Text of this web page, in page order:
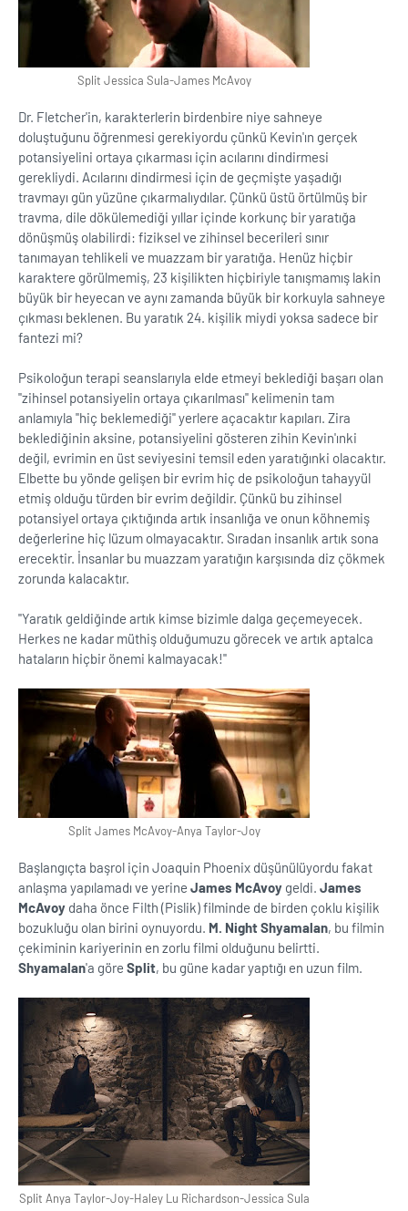
Split Jessica Sula-James McAvoy
Dr. Fletcher'in, karakterlerin birdenbire niye sahneye
doluştuğunu öğrenmesi gerekiyordu çünkü Kevin'ın gerçek
potansiyelini ortaya çıkarması için acılarını dindirmesi
gerekliydi. Acılarını dindirmesi için de geçmişte yaşadığı
travmayı gün yüzüne çıkarmalıydılar. Çünkü üstü örtülmüş bir
travma, dile dökülemediği yıllar içinde korkunç bir yaratığa
dönüşmüş olabilirdi: fiziksel ve zihinsel becerileri sınır
tanımayan tehlikeli ve muazzam bir yaratığa. Henüz hiçbir
karaktere görülmemiş, 23 kişilikten hiçbiriyle tanışmamış lakin
büyük bir heyecan ve aynı zamanda büyük bir korkuyla sahneye
çıkması beklenen. Bu yaratık 24. kişilik miydi yoksa sadece bir
fantezi mi?
Psikoloğun terapi seanslarıyla elde etmeyi beklediği başarı olan
''zihinsel potansiyelin ortaya çıkarılması'' kelimenin tam
anlamıyla ''hiç beklemediği'' yerlere açacaktır kapıları. Zira
beklediğinin aksine, potansiyelini gösteren zihin Kevin'ınki
değil, evrimin en üst seviyesini temsil eden yaratığınki olacaktır.
Elbette bu yönde gelişen bir evrim hiç de psikoloğun tahayyül
etmiş olduğu türden bir evrim değildir. Çünkü bu zihinsel
potansiyel ortaya çıktığında artık insanlığa ve onun köhnemiş
değerlerine hiç lüzum olmayacaktır. Sıradan insanlık artık sona
erecektir. İnsanlar bu muazzam yaratığın karşısında diz çökmek
zorunda kalacaktır.
''Yaratık geldiğinde artık kimse bizimle dalga geçemeyecek.
Herkes ne kadar müthiş olduğumuzu görecek ve artık aptalca
hataların hiçbir önemi kalmayacak!''
Split James McAvoy-Anya Taylor-Joy
Başlangıçta başrol için Joaquin Phoenix düşünülüyordu fakat
anlaşma yapılamadı ve yerine James McAvoy geldi. James
McAvoy daha önce Filth (Pislik) filminde de birden çoklu kişilik
bozukluğu olan birini oynuyordu. M. Night Shyamalan, bu filmin
çekiminin kariyerinin en zorlu filmi olduğunu belirtti.
Shyamalan'a göre Split, bu güne kadar yaptığı en uzun film.
Split Anya Taylor-Joy-Haley Lu Richardson-Jessica Sula